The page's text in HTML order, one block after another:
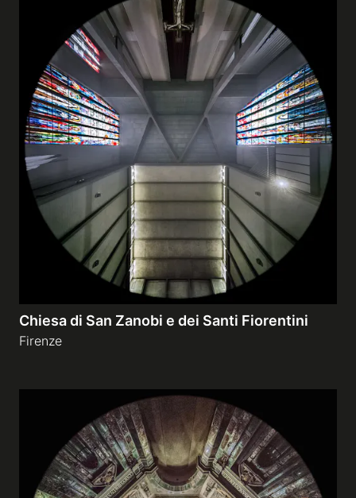
Chiesa di San Zanobi e dei Santi Fiorentini
Firenze